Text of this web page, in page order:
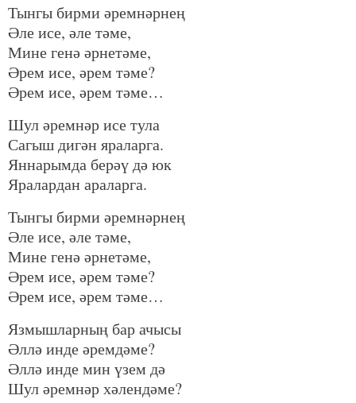
Тынгы бирми әремнәрнең
Әле исе, әле тәме,
Мине генә әрнетәме,
Әрем исе, әрем тәме?
Әрем исе, әрем тәме…
Шул әремнәр исе тула
Сагыш дигән яраларга.
Яннарымда берәү дә юк
Яралардан араларга.
Тынгы бирми әремнәрнең
Әле исе, әле тәме,
Мине генә әрнетәме,
Әрем исе, әрем тәме?
Әрем исе, әрем тәме…
Язмышларның бар ачысы
Әллә инде әремдәме?
Әллә инде мин үзем дә
Шул әремнәр хәлендәме?